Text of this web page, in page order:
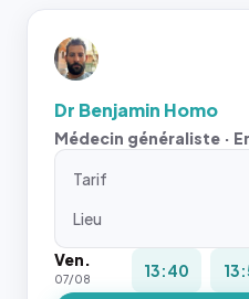
Dr Benjamin Homo
Médecin généraliste ·
Tarif
Lieu
Ven.
07/08 13:40